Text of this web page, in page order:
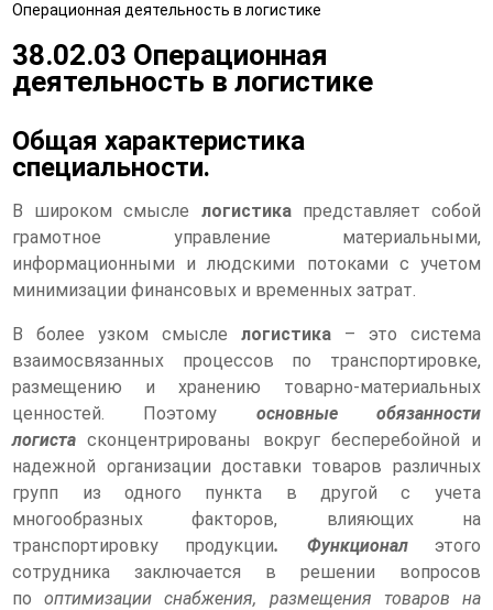
Получи ТРИ диплома
за 5.9 лет*
Операционная деятельность в логистике
38.02.03 Операционная
деятельность в логистике
Общая характеристика
специальности.
В широком смысле логистикапредставляет собой
грамотное управление материальными,
информационными и людскими потоками с учетом
минимизации финансовых и временных затрат.
В более узком смысле логистика – это система
взаимосвязанных процессов по транспортировке,
размещению и хранению товарно-материальных
ценностей. Поэтому основные обязанности
логиста сконцентрированы вокруг бесперебойной и
надежной организации доставки товаров различных
групп из одного пункта в другой с учета
многообразных факторов, влияющих на
транспортировку продукции. Функционалэтого
сотрудника заключается в решении вопросов
пооптимизации снабжения, размещения товаров на